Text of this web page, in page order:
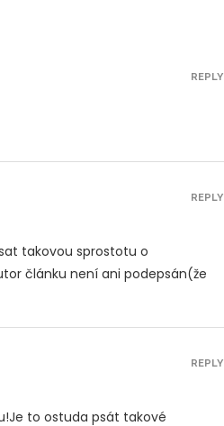
REPLY
takovou sprostotu o
článku není ani podepsán(že
REPLY
to ostuda psát takové
REPLY